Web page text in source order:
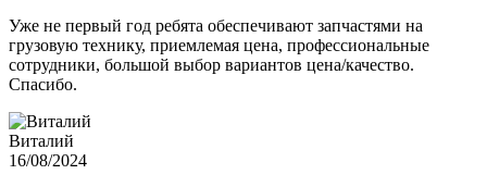
Уже не первый год ребята обеспечивают запчастями на
грузовую технику, приемлемая цена, профессиональные
сотрудники, большой выбор вариантов цена/качество.
Спасибо.
Виталий
16/08/2024